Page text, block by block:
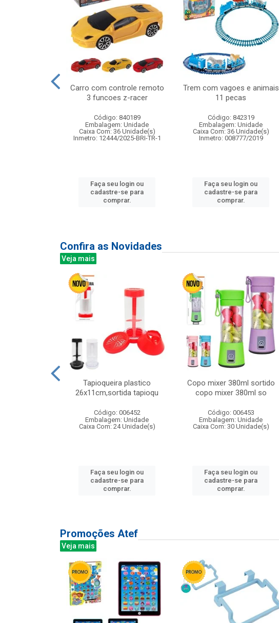
Carro com controle remoto
3 funcoes z-racer
Código: 840189
Embalagem: Unidade
Caixa Com: 36 Unidade(s)
Inmetro: 12444/2025-BRI-TR-1
Faça seu login ou
cadastre-se para
comprar.
Trem com vagoes e animais
11 pecas
Código: 842319
Embalagem: Unidade
Caixa Com: 36 Unidade(s)
Inmetro: 008777/2019
Faça seu login ou
cadastre-se para
comprar.
Confira as Novidades
Veja mais
Tapioqueira plastico
26x11cm,sortida tapioqu
Código: 006452
Embalagem: Unidade
Caixa Com: 24 Unidade(s)
Faça seu login ou
cadastre-se para
comprar.
Copo mixer 380ml sortido
copo mixer 380ml so
Código: 006453
Embalagem: Unidade
Caixa Com: 30 Unidade(s)
Faça seu login ou
cadastre-se para
comprar.
Promoções Atef
Veja mais